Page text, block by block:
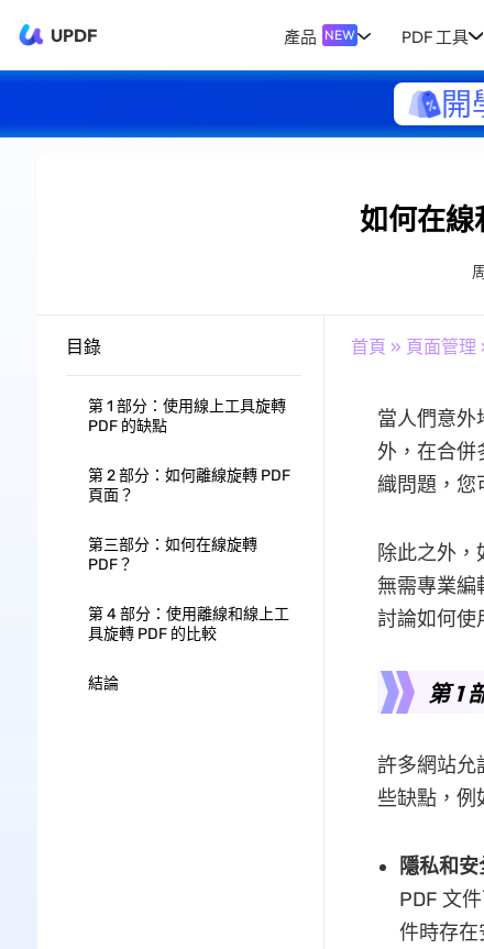
UPDF 產品 NEW PDF 工具
開
如何在線
目錄
第 1 部分：使用線上工具旋轉
PDF 的缺點
第 2 部分：如何離線旋轉 PDF
頁面？
第三部分：如何在線旋轉
PDF？
第 4 部分：使用離線和線上工
具旋轉 PDF 的比較
結論
首頁 » 頁面管理
當人們意外
外，在合併
織問題，您
除此之外
無需專業編
討論如何使
第 1
許多網站允
些缺點，例
隱私和安
PDF 文
件時存在